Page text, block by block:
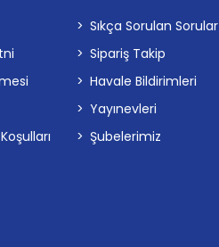
Sıkça Sorulan Sorular
Sipariş Takip
Havale Bildirimleri
Yayınevleri
Şubelerimiz